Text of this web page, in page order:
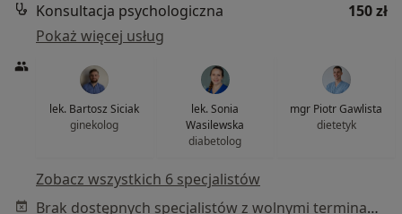
Konsultacja psychologiczna
150 zł
Pokaż więcej usług
lek. Bartosz Siciak
ginekolog
lek. Sonia
Wasilewska
diabetolog
mgr Piotr Gawlista
dietetyk
Zobacz wszystkich 6 specjalistów
Brak dostępnych specjalistów z wolnymi terminami w tym centrum medycznym.